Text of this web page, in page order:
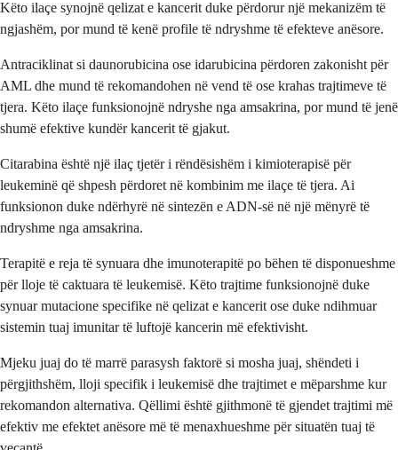
Këto ilaçe synojnë qelizat e kancerit duke përdorur një mekanizëm të
ngjashëm, por mund të kenë profile të ndryshme të efekteve anësore.
Antraciklinat si daunorubicina ose idarubicina përdoren zakonisht për
AML dhe mund të rekomandohen në vend të ose krahas trajtimeve të
tjera. Këto ilaçe funksionojnë ndryshe nga amsakrina, por mund të jenë
shumë efektive kundër kancerit të gjakut.
Citarabina është një ilaç tjetër i rëndësishëm i kimioterapisë për
leukeminë që shpesh përdoret në kombinim me ilaçe të tjera. Ai
funksionon duke ndërhyrë në sintezën e ADN-së në një mënyrë të
ndryshme nga amsakrina.
Terapitë e reja të synuara dhe imunoterapitë po bëhen të disponueshme
për lloje të caktuara të leukemisë. Këto trajtime funksionojnë duke
synuar mutacione specifike në qelizat e kancerit ose duke ndihmuar
sistemin tuaj imunitar të luftojë kancerin më efektivisht.
Mjeku juaj do të marrë parasysh faktorë si mosha juaj, shëndeti i
përgjithshëm, lloji specifik i leukemisë dhe trajtimet e mëparshme kur
rekomandon alternativa. Qëllimi është gjithmonë të gjendet trajtimi më
efektiv me efektet anësore më të menaxhueshme për situatën tuaj të